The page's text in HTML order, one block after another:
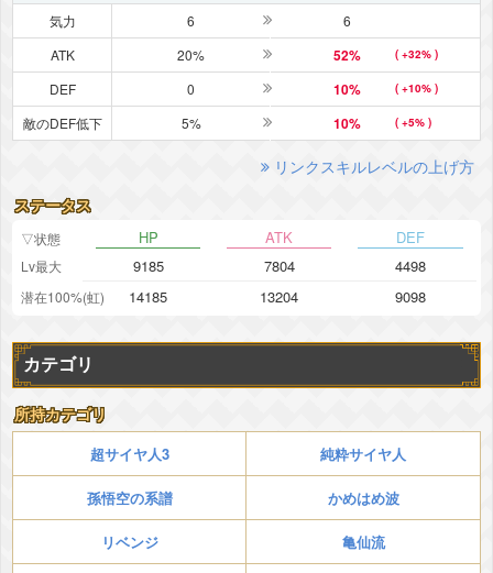
気力 6
6
ATK
20% 52% ( +32% )
DEF 0 10% ( +10% )
敵のDEF低下 5% 10% ( +5% )
リンクスキルレベルの上げ方
ステータス
▽状態 HP ATK DEF
Lv最大 9185 7804 4498
潜在100%(虹) 14185 13204 9098
カテゴリ
所持カテゴリ
超サイヤ人3 純粋サイヤ人
孫悟空の系譜 かめはめ波
リベンジ 亀仙流